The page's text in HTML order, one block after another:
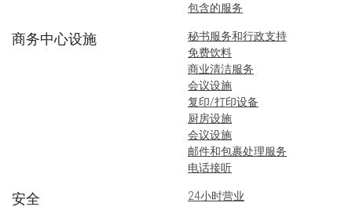
包含的服务
商务中心设施
秘书服务和行政支持
免费饮料
商业清洁服务
会议设施
复印/打印设备
厨房设施
会议设施
邮件和包裹处理服务
电话接听
安全 24小时营业